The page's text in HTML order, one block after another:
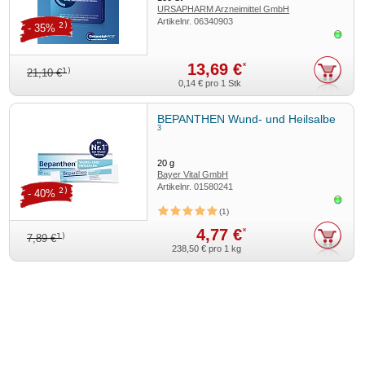
URSAPHARM Arzneimittel GmbH
Artikelnr.06340903
21,10 €1) 13,69 €*
- 35% 2)
0,14 € pro 1 Stk
BEPANTHEN Wund- und Heilsalbe
3
20g
Bayer Vital GmbH
Artikelnr.01580241
1
7,89 €1) 4,77 €*
- 40% 2)
238,50 € pro 1 kg